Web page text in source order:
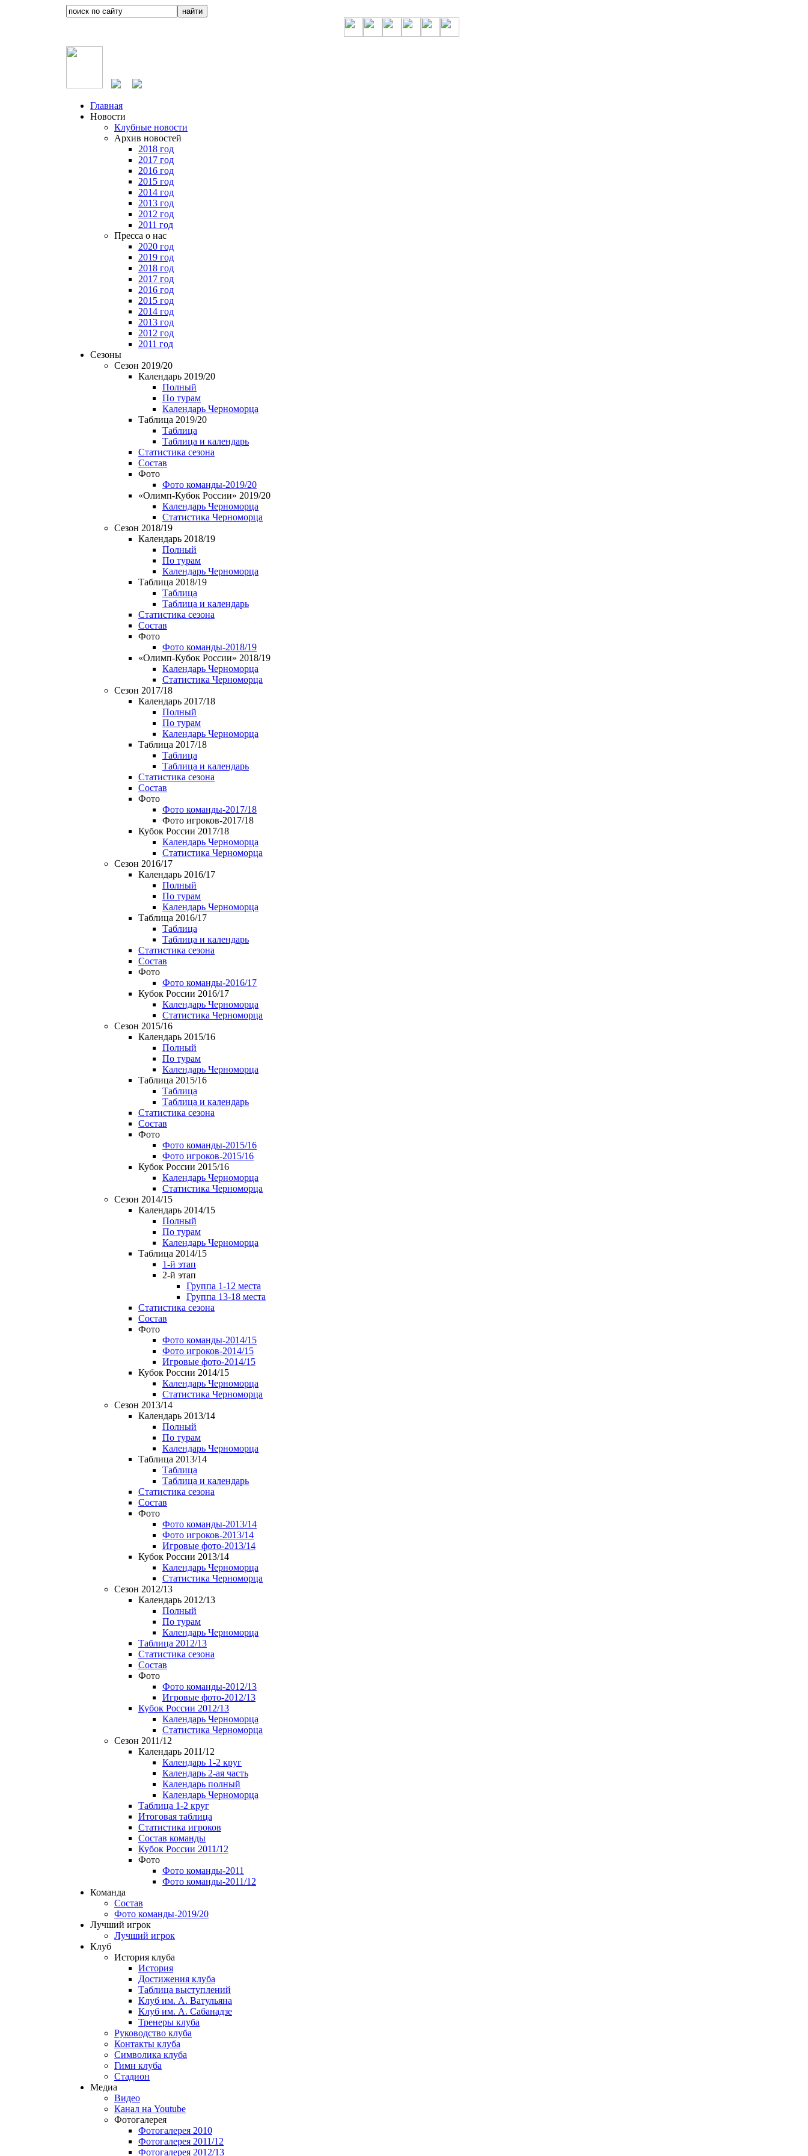
Главная
Новости
Клубные новости
Архив новостей
2018 год
2017 год
2016 год
2015 год
2014 год
2013 год
2012 год
2011 год
Пресса о нас
2020 год
2019 год
2018 год
2017 год
2016 год
2015 год
2014 год
2013 год
2012 год
2011 год
Сезоны
Сезон 2019/20
Календарь 2019/20
Полный
По турам
Календарь Черноморца
Таблица 2019/20
Таблица
Таблица и календарь
Статистика сезона
Состав
Фото
Фото команды-2019/20
«Олимп-Кубок России» 2019/20
Календарь Черноморца
Статистика Черноморца
Сезон 2018/19
Календарь 2018/19
Полный
По турам
Календарь Черноморца
Таблица 2018/19
Таблица
Таблица и календарь
Статистика сезона
Состав
Фото
Фото команды-2018/19
«Олимп-Кубок России» 2018/19
Календарь Черноморца
Статистика Черноморца
Сезон 2017/18
Календарь 2017/18
Полный
По турам
Календарь Черноморца
Таблица 2017/18
Таблица
Таблица и календарь
Статистика сезона
Состав
Фото
Фото команды-2017/18
Фото игроков-2017/18
Кубок России 2017/18
Календарь Черноморца
Статистика Черноморца
Сезон 2016/17
Календарь 2016/17
Полный
По турам
Календарь Черноморца
Таблица 2016/17
Таблица
Таблица и календарь
Статистика сезона
Состав
Фото
Фото команды-2016/17
Кубок России 2016/17
Календарь Черноморца
Статистика Черноморца
Сезон 2015/16
Календарь 2015/16
Полный
По турам
Календарь Черноморца
Таблица 2015/16
Таблица
Таблица и календарь
Статистика сезона
Состав
Фото
Фото команды-2015/16
Фото игроков-2015/16
Кубок России 2015/16
Календарь Черноморца
Статистика Черноморца
Сезон 2014/15
Календарь 2014/15
Полный
По турам
Календарь Черноморца
Таблица 2014/15
1-й этап
2-й этап
Группа 1-12 места
Группа 13-18 места
Статистика сезона
Состав
Фото
Фото команды-2014/15
Фото игроков-2014/15
Игровые фото-2014/15
Кубок России 2014/15
Календарь Черноморца
Статистика Черноморца
Сезон 2013/14
Календарь 2013/14
Полный
По турам
Календарь Черноморца
Таблица 2013/14
Таблица
Таблица и календарь
Статистика сезона
Состав
Фото
Фото команды-2013/14
Фото игроков-2013/14
Игровые фото-2013/14
Кубок России 2013/14
Календарь Черноморца
Статистика Черноморца
Сезон 2012/13
Календарь 2012/13
Полный
По турам
Календарь Черноморца
Таблица 2012/13
Статистика сезона
Состав
Фото
Фото команды-2012/13
Игровые фото-2012/13
Кубок России 2012/13
Календарь Черноморца
Статистика Черноморца
Сезон 2011/12
Календарь 2011/12
Календарь 1-2 круг
Календарь 2-ая часть
Календарь полный
Календарь Черноморца
Таблица 1-2 круг
Итоговая таблица
Статистика игроков
Состав команды
Кубок России 2011/12
Фото
Фото команды-2011
Фото команды-2011/12
Команда
Состав
Фото команды-2019/20
Лучший игрок
Лучший игрок
Клуб
История клуба
История
Достижения клуба
Таблица выступлений
Клуб им. А. Ватульяна
Клуб им. А. Сабанадзе
Тренеры клуба
Руководство клуба
Контакты клуба
Символика клуба
Гимн клуба
Стадион
Медиа
Видео
Канал на Youtube
Фотогалерея
Фотогалерея 2010
Фотогалерея 2011/12
Фотогалерея 2012/13